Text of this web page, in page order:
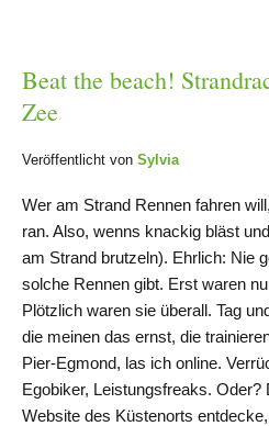
Beat the beach!
Zee
Veröffentlicht von Sylvia
Wer am Strand Rennen fahren
ran. Also, wenns knackig bläst
am Strand brutzeln). Ehrlich: Nie
solche Rennen gibt. Erst waren
Plötzlich waren sie überall. Tag
die meinen das ernst, die
Pier-Egmond, las ich online.
Egobiker, Leistungsfreaks. Oder?
Website des Küstenorts